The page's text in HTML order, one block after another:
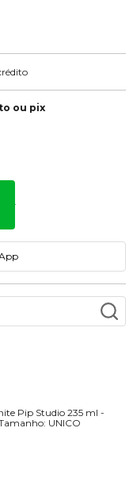
ou pix
Pip Studio 235 ml -
UNICO